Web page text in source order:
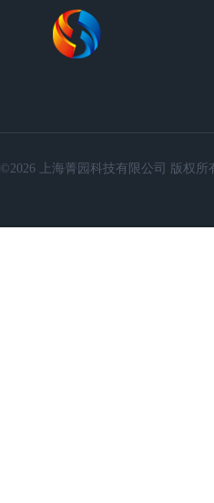
©2026 上海菁园科技有限公司 版权所